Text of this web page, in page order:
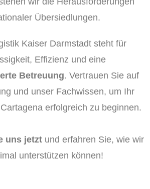
Übersiedlungen.
Kaiser Darmstadt steht für
Effizienz und eine
Betreuung. Vertrauen Sie auf
und unser Fachwissen, um Ihr
erfolgreich zu beginnen.
uns jetztund erfahren Sie, wie wir
unterstützen können!